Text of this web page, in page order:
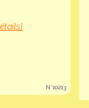
N°10213